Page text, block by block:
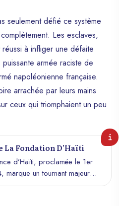
seulement défié ce système
Les esclaves,
à infliger une défaite
armée raciste de
napoléonienne française.
arrachée par leurs mains
ceux qui triomphaient un peu
La Fondation D’Haïti
d’Haïti, proclamée le 1er
marque un tournant majeur
mondiale. Première